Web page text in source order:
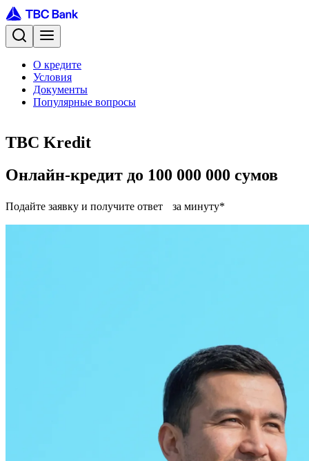
О кредите
Условия
Документы
Популярные вопросы
TBC Kredit
Онлайн-кредит до 100 000 000 сумов
Подайте заявку и получите ответ за минуту*